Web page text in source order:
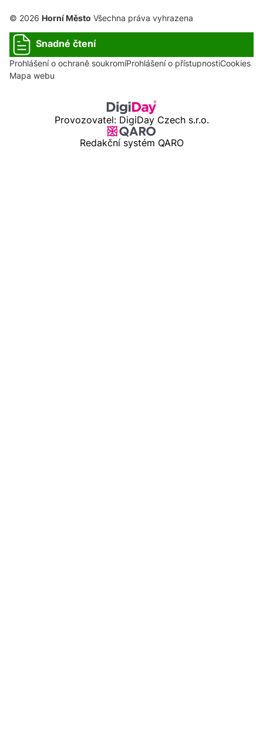
© 2026 Horní Město Všechna práva vyhrazena
Snadné čtení
Prohlášení o ochraně soukromíProhlášení o přístupnostiCookies
Mapa webu
Provozovatel: DigiDay Czech s.r.o.
Redakční systém QARO